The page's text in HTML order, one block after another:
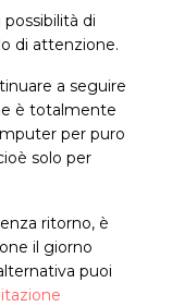
di
di attenzione.
a seguire
è totalmente
per puro
solo per
ritorno, è
il giorno
puoi